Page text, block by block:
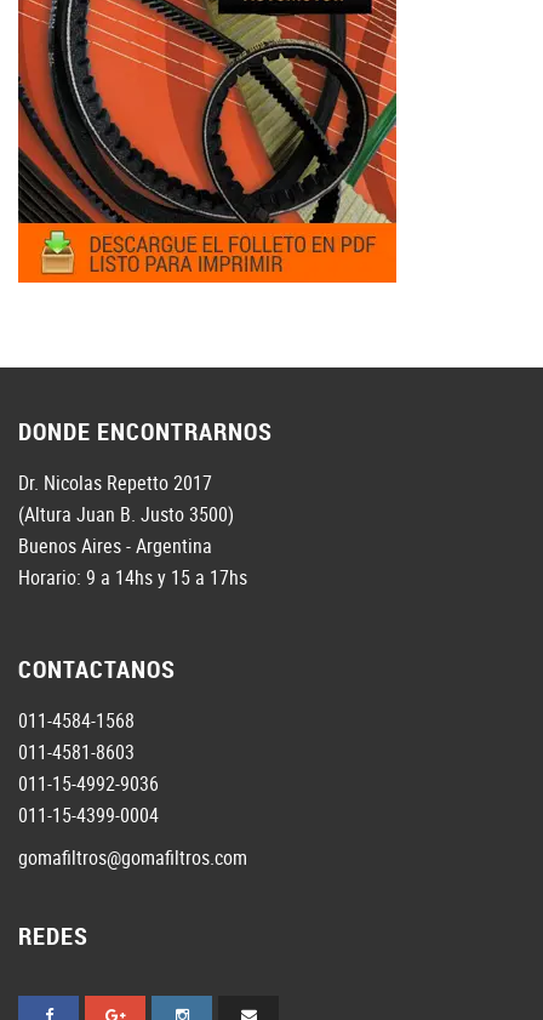
DONDE ENCONTRARNOS
Dr. Nicolas Repetto 2017
(Altura Juan B. Justo 3500)
Buenos Aires - Argentina
Horario: 9 a 14hs y 15 a 17hs
CONTACTANOS
011-4584-1568
011-4581-8603
011-15-4992-9036
011-15-4399-0004
gomafiltros@gomafiltros.com
REDES